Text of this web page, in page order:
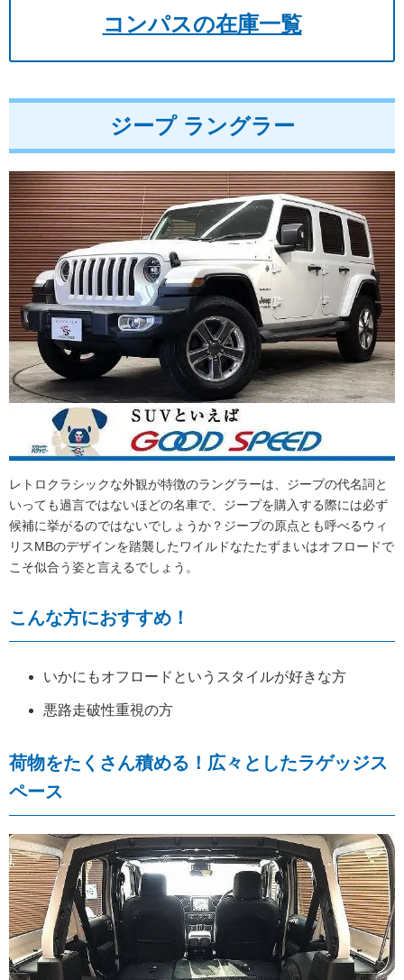
コンパスの在庫一覧
ジープ ラングラー
レトロクラシックな外観が特徴のラングラーは、ジープの代名詞と
いっても過言ではないほどの名車で、ジープを購入する際には必ず
候補に挙がるのではないでしょうか？ジープの原点とも呼べるウィ
リスMBのデザインを踏襲したワイルドなたたずまいはオフロードで
こそ似合う姿と言えるでしょう。
こんな方におすすめ！
いかにもオフロードというスタイルが好きな方
悪路走破性重視の方
荷物をたくさん積める！広々としたラゲッジス
ペース